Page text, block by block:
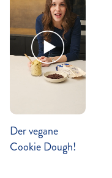
Der vegane
Cookie Dough!